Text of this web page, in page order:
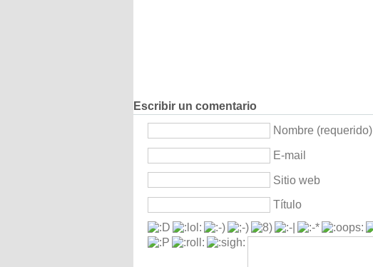
Escribir un comentario
Nombre (requerido)
E-mail
Sitio web
Título